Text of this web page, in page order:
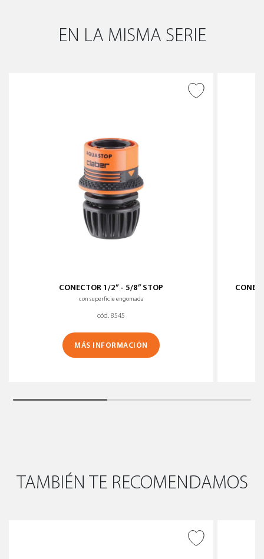
EN LA MISMA SERIE
CONECTOR 1/2” - 5/8” STOP
con superficie engomada
cód. 8545
MÁS INFORMACIÓN
TAMBIÉN TE RECOMENDAMOS